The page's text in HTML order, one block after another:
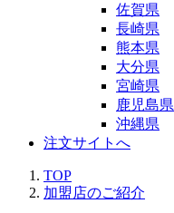
佐賀県
長崎県
熊本県
大分県
宮崎県
鹿児島県
沖縄県
注文サイトへ
TOP
加盟店のご紹介